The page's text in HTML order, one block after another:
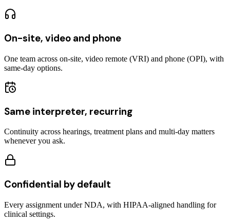
On-site, video and phone
One team across on-site, video remote (VRI) and phone (OPI), with
same-day options.
Same interpreter, recurring
Continuity across hearings, treatment plans and multi-day matters
whenever you ask.
Confidential by default
Every assignment under NDA, with HIPAA-aligned handling for
clinical settings.